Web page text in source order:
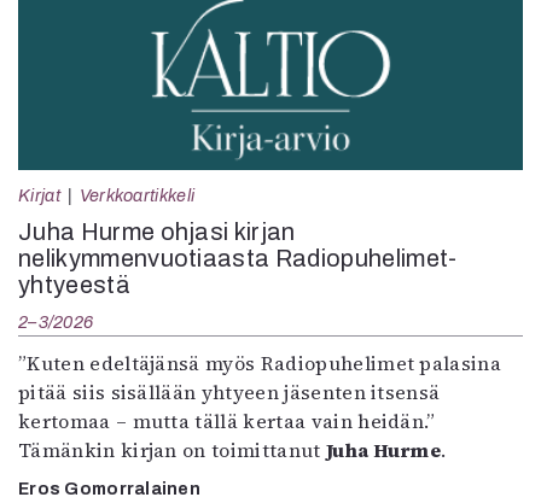
Kirjat Verkkoartikkeli
Juha Hurme ohjasi kirjan
nelikymmenvuotiaasta Radiopuhelimet-
yhtyeestä
2–3/2026
”Kuten edeltäjänsä myös Radiopuhelimet palasina
pitää siis sisällään yhtyeen jäsenten itsensä
kertomaa – mutta tällä kertaa vain heidän.”
Tämänkin kirjan on toimittanut Juha Hurme.
Eros Gomorralainen